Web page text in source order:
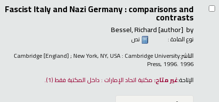
Fascist Italy and Nazi Germany : comparisons and
contrasts
by
Bessel, Richard[author]
نوع المادة :
نص
الناشر:Cambridge [England] ; New York, NY, USA : Cambridge University
Press, 1996. 1996
الإتاحة:غير متاح: مكتبة اتحاد الإمارات : داخل المكتبة فقط(1).